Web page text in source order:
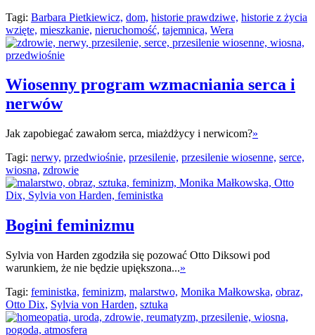
Tagi: Barbara Pietkiewicz, dom, historie prawdziwe, historie z życia
wzięte, mieszkanie, nieruchomość, tajemnica, Wera
Wiosenny program wzmacniania serca i
nerwów
Jak zapobiegać zawałom serca, miażdżycy i nerwicom?»
Tagi: nerwy, przedwiośnie, przesilenie, przesilenie wiosenne, serce,
wiosna, zdrowie
Bogini feminizmu
Sylvia von Harden zgodziła się pozować Otto Diksowi pod
warunkiem, że nie będzie upiększona...»
Tagi: feministka, feminizm, malarstwo, Monika Małkowska, obraz,
Otto Dix, Sylvia von Harden, sztuka